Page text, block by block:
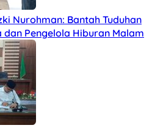
Nurohman: Bantah Tuduhan
Pengelola Hiburan Malam